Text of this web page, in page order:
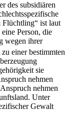
des subsidiären
ist laut
Person, die
wegen ihrer
einer bestimmten
sie
nehmen
nehmen
Unter
Gewalt